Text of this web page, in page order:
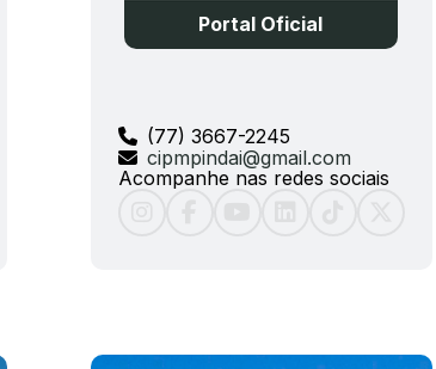
(77) 3667-2245
cipmpindai@gmail.com
Acompanhe nas redes sociais
Portal Oficial